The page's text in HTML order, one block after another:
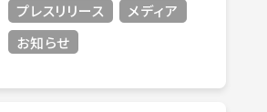
プレスリリース
メディア
お知らせ